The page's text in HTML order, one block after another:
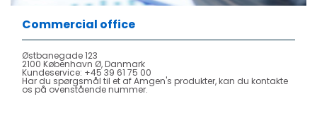
Commercial office
Østbanegade 123
2100 København Ø, Danmark
Kundeservice: +45 39 61 75 00
Har du spørgsmål til et af Amgen's produkter, kan du kontakte
os på ovenstående nummer.